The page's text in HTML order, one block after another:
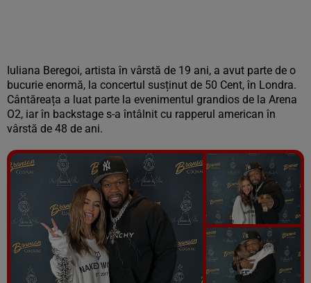
Iuliana Beregoi, artista în vârstă de 19 ani, a avut parte de o
bucurie enormă, la concertul susținut de 50 Cent, în Londra.
Cântăreața a luat parte la evenimentul grandios de la Arena
O2, iar în backstage s-a întâlnit cu rapperul american în
vârstă de 48 de ani.